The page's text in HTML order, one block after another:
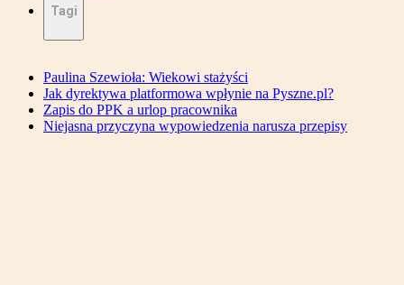
Tagi
Paulina Szewioła: Wiekowi stażyści
Jak dyrektywa platformowa wpłynie na Pyszne.pl?
Zapis do PPK a urlop pracownika
Niejasna przyczyna wypowiedzenia narusza przepisy